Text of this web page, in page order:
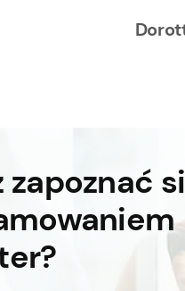
zapoznać